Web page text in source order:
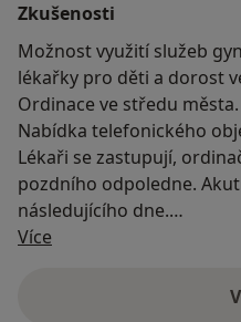
Zkušenosti
Možnost využití služeb
lékařky pro děti a dorost
Ordinace ve středu města.
Nabídka telefonického
Lékaři se zastupují,
pozdního odpoledne.
následujícího dne.
aktuálně očkování proti
Více